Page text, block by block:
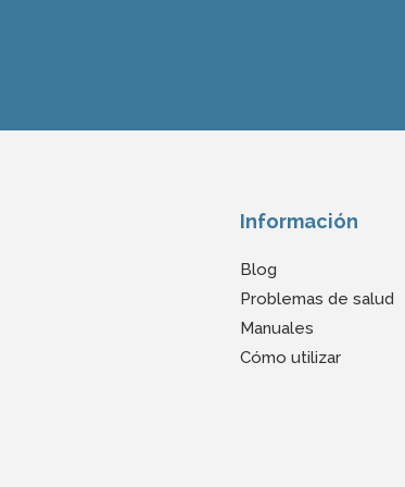
Información
Blog
Problemas de salud
Manuales
Cómo utilizar